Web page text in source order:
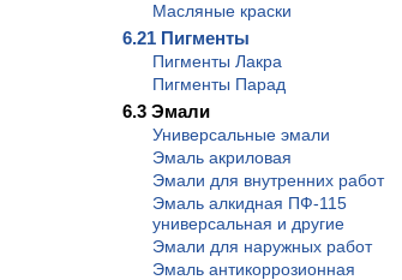
Масляные краски
6.21 Пигменты
Пигменты Лакра
Пигменты Парад
6.3 Эмали
Универсальные эмали
Эмаль акриловая
Эмали для внутренних работ
Эмаль алкидная ПФ-115
универсальная и другие
Эмали для наружных работ
Эмаль антикоррозионная